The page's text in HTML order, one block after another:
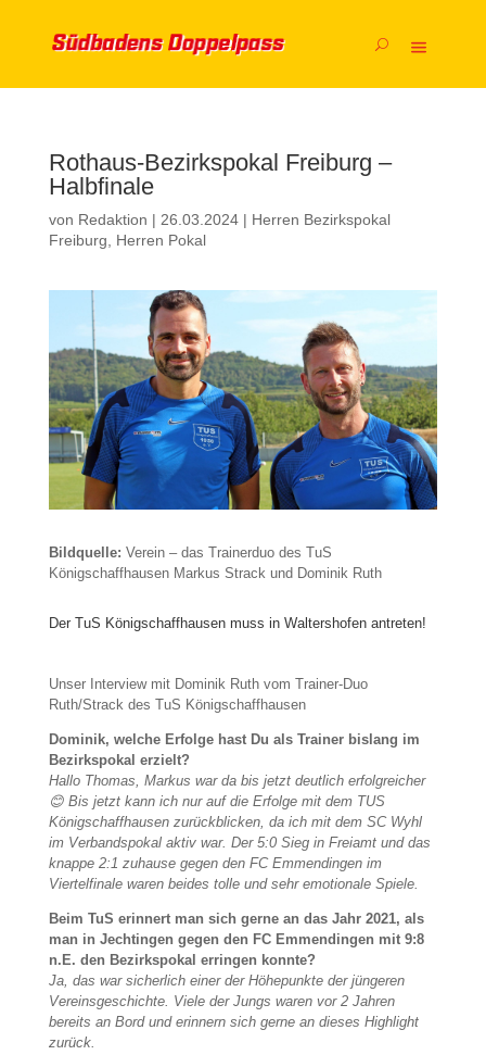
Rothaus-Bezirkspokal Freiburg –
Halbfinale
von Redaktion | 26.03.2024| Herren Bezirkspokal
Freiburg
Herren Pokal
Bildquelle: Verein – das Trainerduo des TuS
Königschaffhausen Markus Strack und Dominik Ruth
Der TuS Königschaffhausen muss in Waltershofen antreten!
Unser Interview mit Dominik Ruth vom Trainer-Duo
Ruth/Strack des TuS Königschaffhausen
Dominik, welche Erfolge hast Du als Trainer bislang im
Bezirkspokal erzielt?
Hallo Thomas, Markus war da bis jetzt deutlich erfolgreicher
😊 Bis jetzt kann ich nur auf die Erfolge mit dem TUS
Königschaffhausen zurückblicken, da ich mit dem SC Wyhl
im Verbandspokal aktiv war. Der 5:0 Sieg in Freiamt und das
knappe 2:1 zuhause gegen den FC Emmendingen im
Viertelfinale waren beides tolle und sehr emotionale Spiele.
Beim TuS erinnert man sich gerne an das Jahr 2021, als
man in Jechtingen gegen den FC Emmendingen mit 9:8
n.E. den Bezirkspokal erringen konnte?
Ja, das war sicherlich einer der Höhepunkte der jüngeren
Vereinsgeschichte. Viele der Jungs waren vor 2 Jahren
bereits an Bord und erinnern sich gerne an dieses Highlight
zurück.